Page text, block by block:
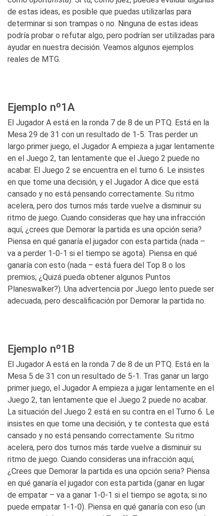
de estas ideas, es posible que puedas utilizarlas para
determinar si son trampas o no. Ninguna de estas ideas
podría probar o refutar algo, pero podrían ser utilizadas para
ayudar en nuestra decisión. Veamos algunos ejemplos
reales de MTG.
Ejemplo nº1A
El Jugador A está en la ronda 7 de 8 de un PTQ. Está en la
Mesa 29 de 31 con un resultado de 1-5. Tras perder un
largo primer juego, el Jugador A empieza a jugar lentamente
en el Juego 2, tan lentamente que el Juego 2 puede no
acabar. El Juego 2 se encuentra en el turno 6. Le insistes
en que tome una decisión, y el Jugador A dice que está
cansado y no está pensando correctamente. Su ritmo
acelera, pero dos turnos más tarde vuelve a disminuir su
ritmo de juego. Cuando consideras que hay una infracción
aquí, ¿crees que Demorar la partida es una opción seria?
Piensa en qué ganaría el jugador con esta partida (nada –
va a perder 1-0-1 si el tiempo se agota). Piensa en qué
ganaría con esto (nada – está fuera del Top 8 o los
premios; ¿Quizá pueda obtener algunos Puntos
Planeswalker?). Una advertencia por Juego lento puede ser
adecuada, pero descalificación por Demorar la partida no.
Ejemplo nº1B
El Jugador A está en la ronda 7 de 8 de un PTQ. Está en la
Mesa 5 de 31 con un resultado de 5-1. Tras ganar un largo
primer juego, el Jugador A empieza a jugar lentamente en el
Juego 2, tan lentamente que el Juego 2 puede no acabar.
La situación del Juego 2 está en su contra en el Turno 6. Le
insistes en que tome una decisión, y te contesta que está
cansado y no está pensando correctamente. Su ritmo
acelera, pero dos turnos más tarde vuelve a disminuir su
ritmo de juego. Cuando consideras una infracción aquí,
¿Crees que Demorar la partida es una opción seria? Piensa
en qué ganaría el jugador con esta partida (ganar en lugar
de empatar – va a ganar 1-0-1 si el tiempo se agota; si no
puede empatar 1-1-0). Piensa en qué ganaría con eso (un